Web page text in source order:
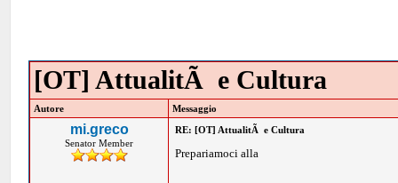
[OT] AttualitÃ e Cultura
Autore Messaggio
mi.greco
Senator Member
RE: [OT] AttualitÃ e Cultura
Prepariamoci alla